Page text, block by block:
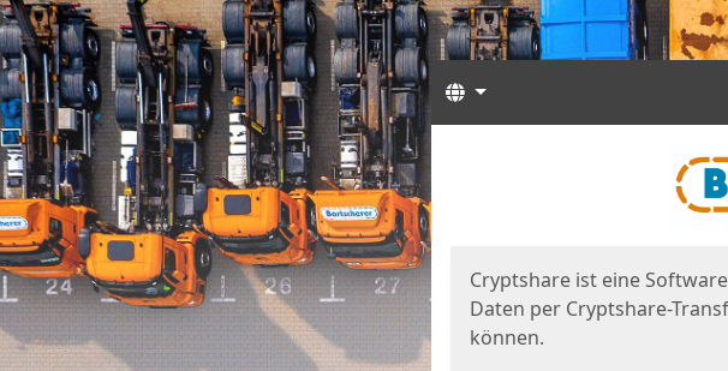
Sprachen
Cryptshare ist eine
Daten per Cryptshare-
können.